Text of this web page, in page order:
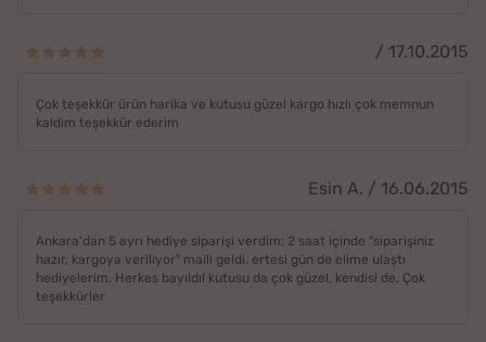
/ 17.10.2015
Çok teşekkür ürün harika ve kutusu güzel kargo hızlı çok memnun
kaldım teşekkür ederim
Esin A. / 16.06.2015
Ankara'dan 5 ayrı hediye siparişi verdim: 2 saat içinde "siparişiniz
hazır, kargoya veriliyor" maili geldi. ertesi gün de elime ulaştı
hediyelerim. Herkes bayıldı! kutusu da çok güzel, kendisi de. Çok
teşekkürler